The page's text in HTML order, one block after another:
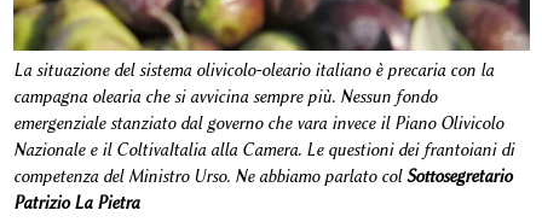
La situazione del sistema olivicolo-oleario italiano è precaria con la
campagna olearia che si avvicina sempre più. Nessun fondo
emergenziale stanziato dal governo che vara invece il Piano Olivicolo
Nazionale e il ColtivaItalia alla Camera. Le questioni dei frantoiani di
competenza del Ministro Urso. Ne abbiamo parlato colSottosegretario
Patrizio La Pietra